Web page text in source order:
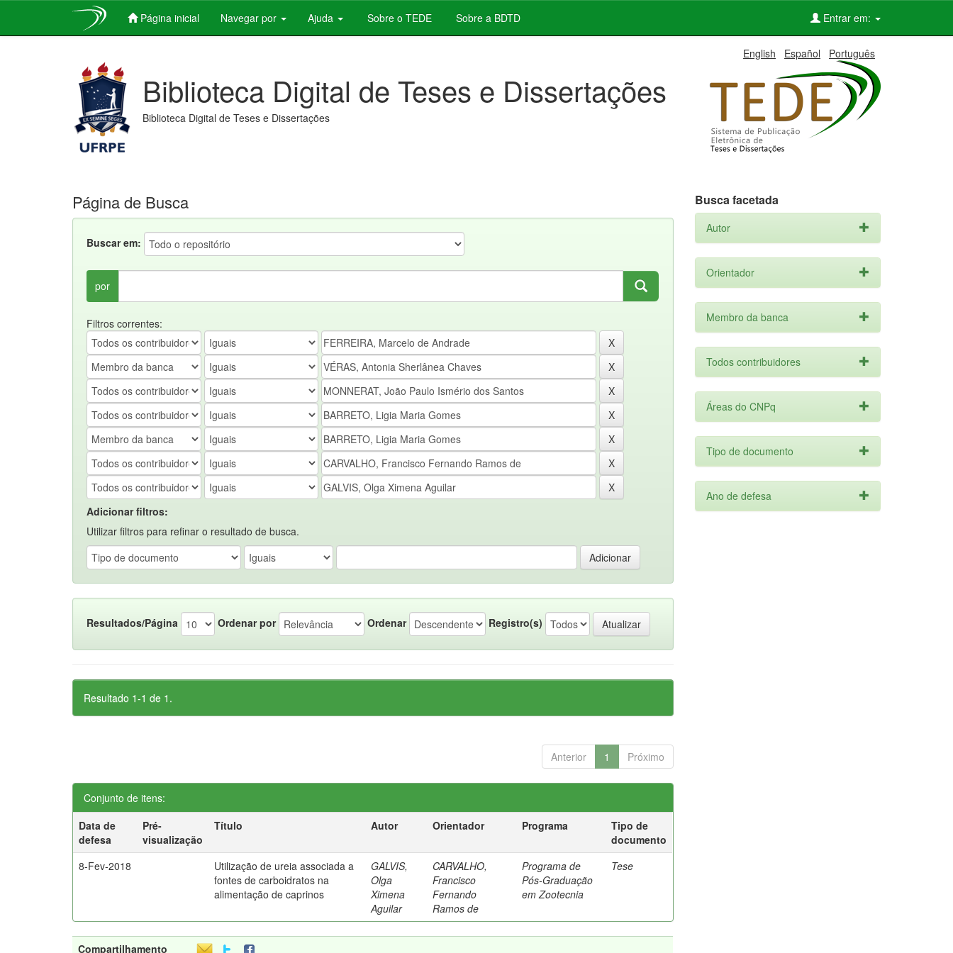
Página inicial Navegar por Ajuda Sobre o TEDE Sobre a BDTD Entrar em:
English Español Português
Biblioteca Digital de Teses e Dissertações
Biblioteca Digital de Teses e Dissertações
Página de Busca
Buscar em:
por
Filtros correntes:
Adicionar filtros:
Utilizar filtros para refinar o resultado de busca.
Resultados/Página Ordenar por Ordenar Registro(s)
Resultado 1-1 de 1.
Anterior 1 Próximo
Conjunto de itens:
Data de
defesa
Pré-
visualização
Título Autor Orientador Programa
Tipo de
documento
8-Fev-2018
Utilização de ureia associada a
fontes de carboidratos na
alimentação de caprinos
GALVIS,
Olga
Ximena
Aguilar
CARVALHO,
Francisco
Fernando
Ramos de
Programa de
Pós-Graduação
em Zootecnia
Tese
Compartilhamento
Busca facetada
Autor
Orientador
Membro da banca
Todos contribuidores
Áreas do CNPq
Tipo de documento
Ano de defesa